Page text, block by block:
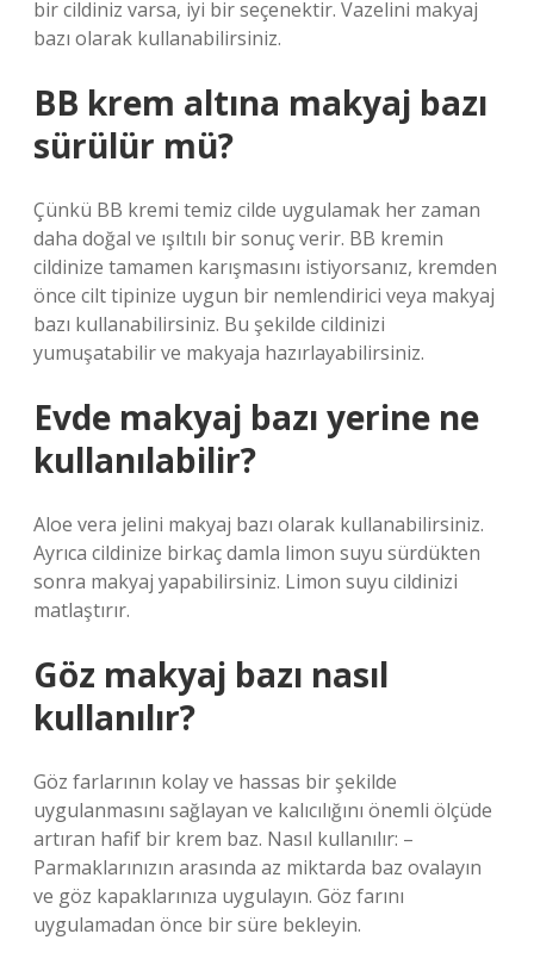
bir cildiniz varsa, iyi bir seçenektir. Vazelini makyaj
bazı olarak kullanabilirsiniz.
BB krem altına makyaj bazı
sürülür mü?
Çünkü BB kremi temiz cilde uygulamak her zaman
daha doğal ve ışıltılı bir sonuç verir. BB kremin
cildinize tamamen karışmasını istiyorsanız, kremden
önce cilt tipinize uygun bir nemlendirici veya makyaj
bazı kullanabilirsiniz. Bu şekilde cildinizi
yumuşatabilir ve makyaja hazırlayabilirsiniz.
Evde makyaj bazı yerine ne
kullanılabilir?
Aloe vera jelini makyaj bazı olarak kullanabilirsiniz.
Ayrıca cildinize birkaç damla limon suyu sürdükten
sonra makyaj yapabilirsiniz. Limon suyu cildinizi
matlaştırır.
Göz makyaj bazı nasıl
kullanılır?
Göz farlarının kolay ve hassas bir şekilde
uygulanmasını sağlayan ve kalıcılığını önemli ölçüde
artıran hafif bir krem ​​baz. Nasıl kullanılır: –
Parmaklarınızın arasında az miktarda baz ovalayın
ve göz kapaklarınıza uygulayın. Göz farını
uygulamadan önce bir süre bekleyin.